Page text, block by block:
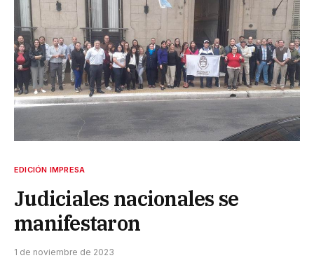
EDICIÓN IMPRESA
Judiciales nacionales se
manifestaron
1 de noviembre de 2023